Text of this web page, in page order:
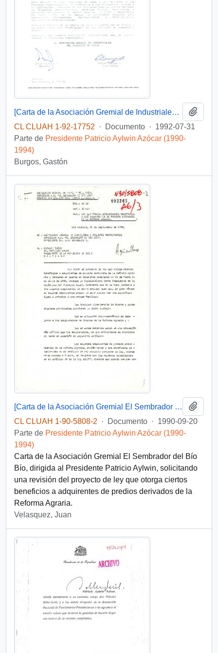
[Carta de la Asociación Gremial de Industriales del Plástico de Chile dirigida al Presidente Patricio Aylwin]
CL CLUAH 1-92-17752
· Documento · 1992-07-31
Parte de Presidente Patricio Aylwin Azócar (1990-
1994)
Burgos, Gastón
[Carta de la Asociación Gremial El Sembrador del Bío Bío]
CL CLUAH 1-90-5808-2
· Documento · 1990-09-20
Parte de Presidente Patricio Aylwin Azócar (1990-
1994)
Carta de la Asociación Gremial El Sembrador del Bío
Bío, dirigida al Presidente Patricio Aylwin, solicitando
una revisión del proyecto de ley que otorga ciertos
beneficios a adquirentes de predios derivados de la
Reforma Agraria.
Velasquez, Juan